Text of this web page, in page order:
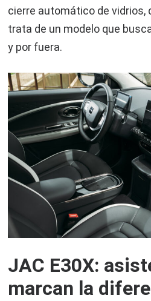
cierre automático de vidrios,
trata de un modelo que
y por fuera.
JAC E30X:
marcan la